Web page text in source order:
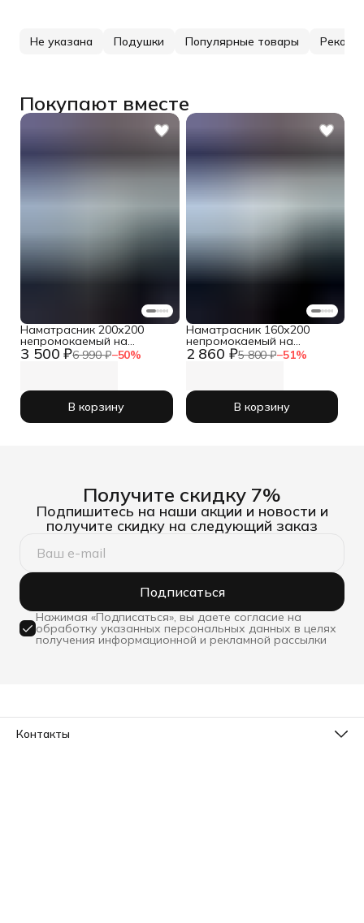
Не указана Подушки Популярные товары
Покупают вместе
3 500 ₽6 990 ₽−50%
Наматрасник 200х200
непромокаемый на
резинке с бортом
В корзину
2 860 ₽5 800 ₽−51%
Наматрасник 160х200
непромокаемый на
резинке с бортом
В корзину
Получите скидку 7%
Подпишитесь на наши акции и новости и
получите скидку на следующий заказ
Подписаться
Нажимая «Подписаться», вы даете согласие на
обработку указанных персональных данных в целях
получения информационной и рекламной рассылки
Контакты